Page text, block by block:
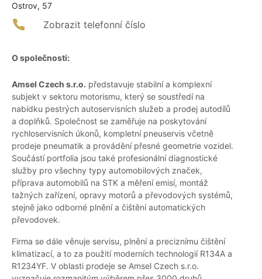
Ostrov, 57
Zobrazit telefonní číslo
O společnosti:
Amsel Czech s.r.o. představuje stabilní a komplexní
subjekt v sektoru motorismu, který se soustředí na
nabídku pestrých autoservisních služeb a prodej autodílů
a doplňků. Společnost se zaměřuje na poskytování
rychloservisních úkonů, kompletní pneuservis včetně
prodeje pneumatik a provádění přesné geometrie vozidel.
Součástí portfolia jsou také profesionální diagnostické
služby pro všechny typy automobilových značek,
příprava automobilů na STK a měření emisí, montáž
tažných zařízení, opravy motorů a převodových systémů,
stejně jako odborné plnění a čištění automatických
převodovek.
Firma se dále věnuje servisu, plnění a preciznímu čištění
klimatizací, a to za použití moderních technologií R134A a
R1234YF. V oblasti prodeje se Amsel Czech s.r.o.